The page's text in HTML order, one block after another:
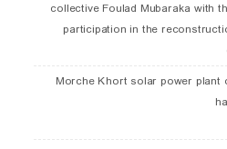
collective Foulad Mubaraka with
participation in the
Morche Khort solar power plant